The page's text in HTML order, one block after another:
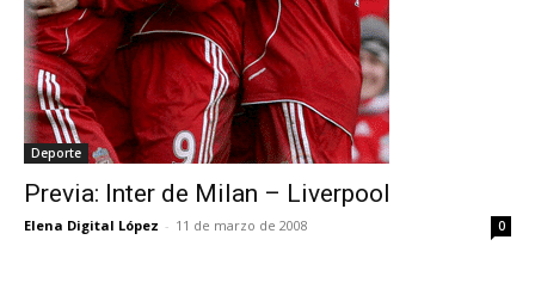
Deporte
Previa: Inter de Milan – Liverpool
Elena Digital López - 11 de marzo de 2008 0